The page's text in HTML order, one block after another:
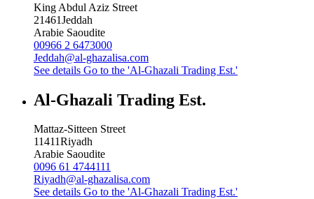
King Abdul Aziz Street
21461Jeddah
Arabie Saoudite
00966 2 6473000
Jeddah@al-ghazalisa.com
See details Go to the 'Al-Ghazali Trading Est.'
Al-Ghazali Trading Est.
Mattaz-Sitteen Street
11411Riyadh
Arabie Saoudite
0096 61 4744111
Riyadh@al-ghazalisa.com
See details Go to the 'Al-Ghazali Trading Est.'